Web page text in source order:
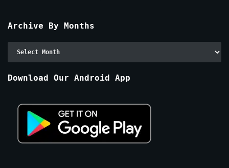
Archive By Months
Download Our Android App